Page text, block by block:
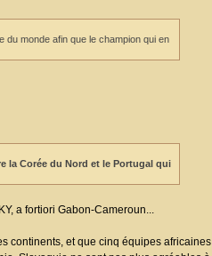
du monde afin que le champion qui en
la Corée du Nord et le Portugal qui
a fortiori Gabon-Cameroun...
continents, et que cinq équipes africaines